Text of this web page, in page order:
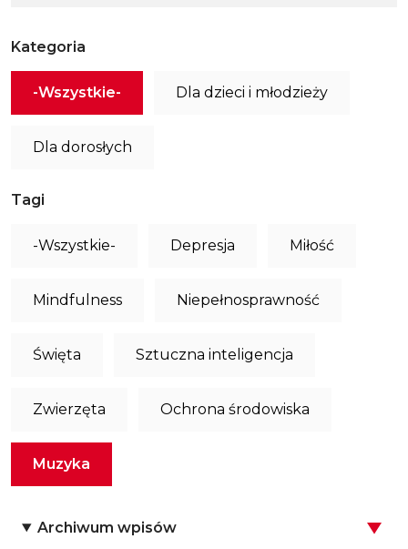
Kategoria
-Wszystkie- Dla dzieci i młodzieży
Dla dorosłych
Tagi
-Wszystkie- Depresja Miłość
Mindfulness Niepełnosprawność
Święta Sztuczna inteligencja
Zwierzęta Ochrona środowiska
Muzyka
Archiwum wpisów